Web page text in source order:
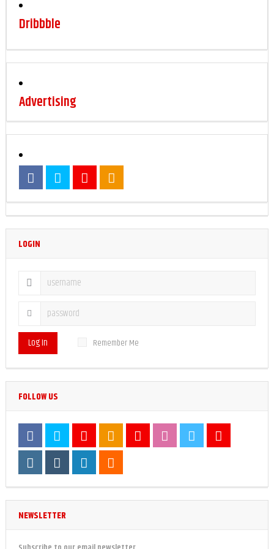
Dribbble
Advertising
LOGIN
Log In Remember Me
FOLLOW US
NEWSLETTER